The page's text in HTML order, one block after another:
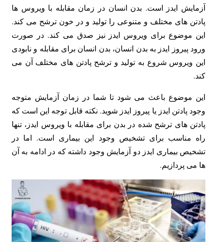
آزمایش ایدز است. بدن انسان در زمان مقابله با ویروس ها
پادتن های مختلف و متنوعی را تولید و در خون ترشح می کند.
این موضوع برای ویروس ایدز نیز صدق می کند. در صورت
ورود پیروز ایدز به بدن انسان، بدن انسان برای مقابله و نابودی
این ویروس شروع به تولید و ترشح پادتن های مختلف آن می
کند.
این موضوع باعث می شود تا شما در زمان آزمایش متوجه
وجود پادتن ایدز یا پیروز ایدز شوید. نکته قابل توجه این است که
پادتن های ترشح شده در بدن برای مقابله با ویروس ایدز، تنها
راه مناسب برای تشخیص وجود این بیماری است. اما در
تشخیص بیماری ایدز دو آزمایش وجود داشته که در ادامه به آن
ها می پردازیم.